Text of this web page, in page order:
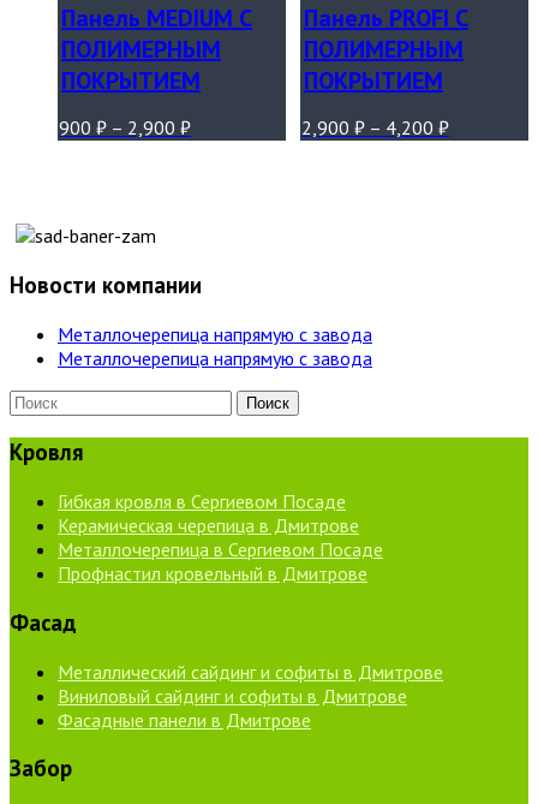
Панель MEDIUM С
ПОЛИМЕРНЫМ
ПОКРЫТИЕМ
900 ₽ – 2,900 ₽
Панель PROFI С
ПОЛИМЕРНЫМ
ПОКРЫТИЕМ
2,900 ₽– 4,200 ₽
Новости компании
Металлочерепица напрямую с завода
Металлочерепица напрямую с завода
Кровля
Гибкая кровля в Сергиевом Посаде
Керамическая черепица в Дмитрове
Металлочерепица в Сергиевом Посаде
Профнастил кровельный в Дмитрове
Фасад
Металлический сайдинг и софиты в Дмитрове
Виниловый сайдинг и софиты в Дмитрове
Фасадные панели в Дмитрове
Забор